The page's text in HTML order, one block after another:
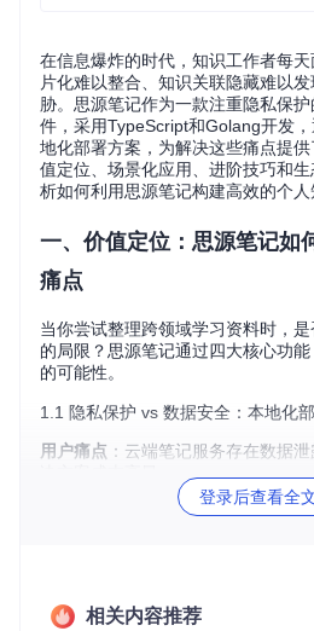
在信息爆炸的时代，知识工作者每
片化难以整合、知识关联隐藏难以
胁。思源笔记作为一款注重隐私保
件，采用TypeScript和Golang开发
地化部署方案，为解决这些痛点提
值定位、场景化应用、进阶技巧和
析如何利用思源笔记构建高效的个人
一、价值定位：思源笔记如
痛点
当你尝试整理跨领域学习资料时，
的局限？思源笔记通过四大核心功
的可能性。
1.1 隐私保护 vs 数据安全：本地化
用户痛点 ：云端笔记服务存在数据
：思源笔记采用本地优先
行：通过「设置>备份」功能定期创
登录后查看全
相关内容推荐